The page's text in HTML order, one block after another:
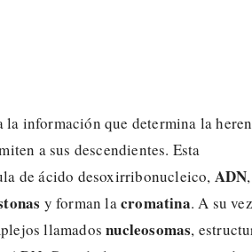
información que determina la
a sus descendientes. Esta
de ácido desoxirribonucleico, ADN,
y forman lacromatina. A su
llamadosnucleosomas,